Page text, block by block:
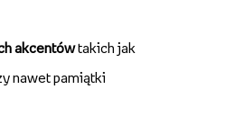
akcentówtakich jak
nawet pamiątki